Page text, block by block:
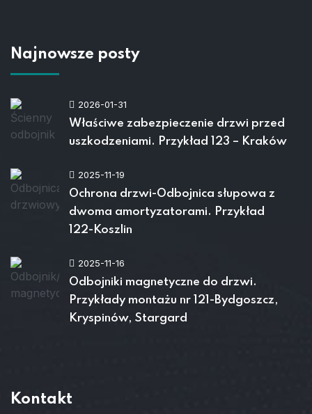
Najnowsze posty
2026-01-31
Właściwe zabezpieczenie drzwi przed
uszkodzeniami. Przykład 123 – Kraków
2025-11-19
Ochrona drzwi-Odbojnica słupowa z
dwoma amortyzatorami. Przykład
122-Koszlin
2025-11-16
Odbojniki magnetyczne do drzwi.
Przykłady montażu nr 121-Bydgoszcz,
Kryspinów, Stargard
Kontakt